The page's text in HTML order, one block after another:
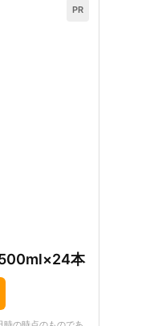
PR
500ml×24本